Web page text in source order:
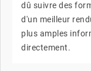
dû suivre des
d'un meilleur
plus amples
directement.